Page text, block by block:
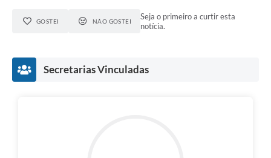
GOSTEI NÃO GOSTEI
Seja o primeiro a curtir esta
notícia.
Secretarias Vinculadas